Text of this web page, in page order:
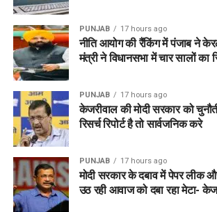
PUNJAB 17 hours ago
नीति आयोग की रैंकिंग में पंजाब ने
मंत्री ने विधानसभा में चार सालों का
PUNJAB 17 hours ago
केजरीवाल की मोदी सरकार को
रिसर्च रिपोर्ट है तो सार्वजनिक करे
PUNJAB 17 hours ago
मोदी सरकार के दबाव में पेपर लीक
उठ रही आवाज को दबा रहा मेटा-